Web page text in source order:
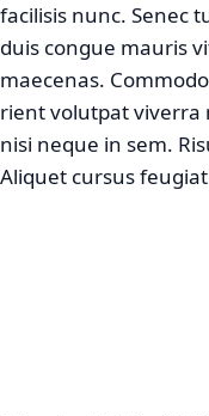
facilisis nunc. Senec
duis congue mauris
maecenas.
rient volutpat viverra
nisi neque in sem.
Aliquet cursus